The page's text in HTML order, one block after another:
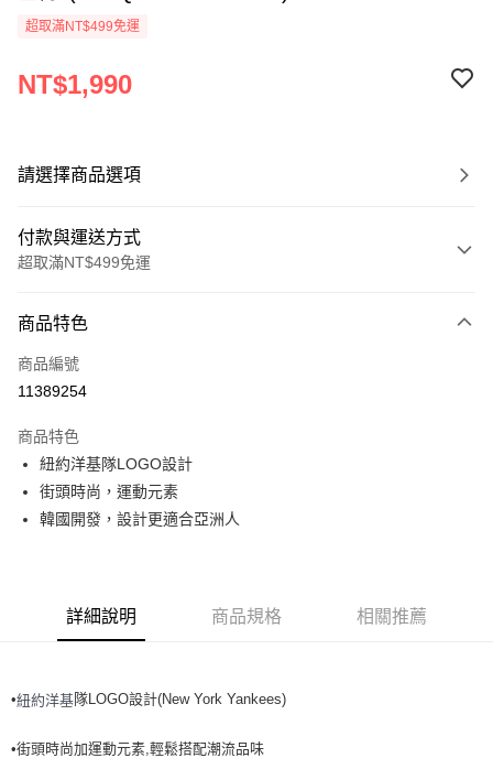
超取滿NT$499免運
NT$1,990
請選擇商品選項
付款與運送方式
超取滿NT$499免運
信用卡一次付款
超商取貨付款
Apple Pay
街口支付
全家取貨付款<未取貨列黑名單/不支援離島取退>
全家取貨<不支援離島取退>
商品特色
商品編號
11389254
商品特色
紐約洋基隊LOGO設計
街頭時尚，運動元素
韓國開發，設計更適合亞洲人
詳細說明 商品規格 相關推薦
•紐約洋基隊LOGO設計(New York Yankees)
•街頭時尚加運動元素,輕鬆搭配潮流品味